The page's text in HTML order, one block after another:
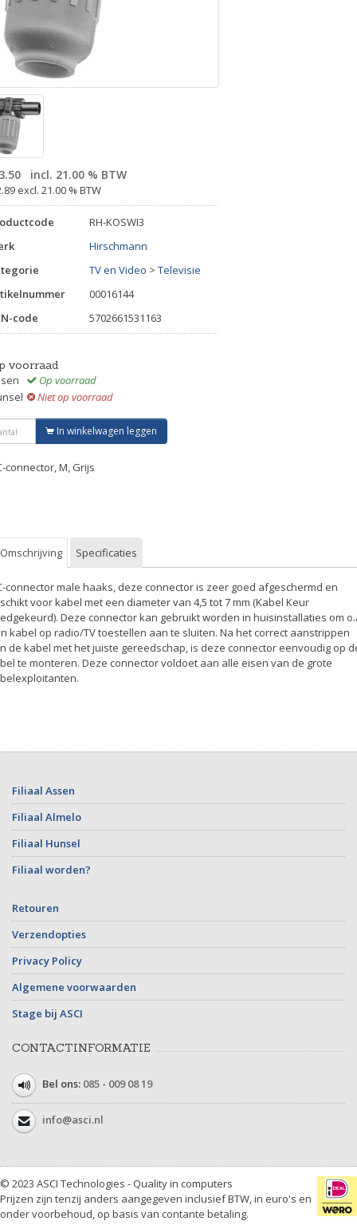
incl. 21.00 % BTW
excl. 21.00 % BTW
RH-KOSWI3
Hirschmann
TV en Video > Televisie
00016144
code
5702661531163
voorraad
Op voorraad
Niet op voorraad
In winkelwagen leggen
connector, M, Grijs
Omschrijving Specificaties
connector male haaks, deze connector is zeer goed afgeschermd en
voor kabel met een diameter van 4,5 tot 7 mm (Kabel Keur
Deze connector kan gebruikt worden in huisinstallaties om
kabel op radio/TV toestellen aan te sluiten. Na het correct aanstrippen
de kabel met het juiste gereedschap, is deze connector eenvoudig op
te monteren. Deze connector voldoet aan alle eisen van de grote
Filiaal Assen
Filiaal Almelo
Filiaal Hunsel
Filiaal worden?
Retouren
Verzendopties
Privacy Policy
Algemene voorwaarden
Stage bij ASCI
CONTACTINFORMATIE
Bel ons: 085 - 009 08 19
info@asci.nl
© 2023 ASCI Technologies - Quality in computers
Prijzen zijn tenzij anders aangegeven inclusief BTW, in euro's en
onder voorbehoud, op basis van contante betaling.